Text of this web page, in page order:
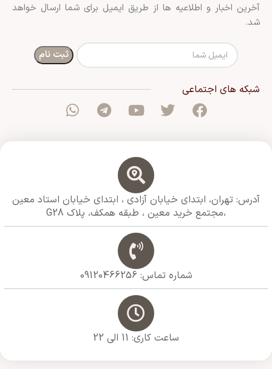
آخرین اخبار و اطلاعیه ها از طریق ایمیل برای شما ارسال خواهد
شد.
شبکه های اجتماعی
آدرس: تهران، ابتدای خیابان آزادی ،‌ ابتدای خیابان استاد معین
،مجتمع خرید معین ،‌ طبقه همکف،‌ پلاک G28
شماره تماس: 09120466256
ساعت کاری: 11 الی 22